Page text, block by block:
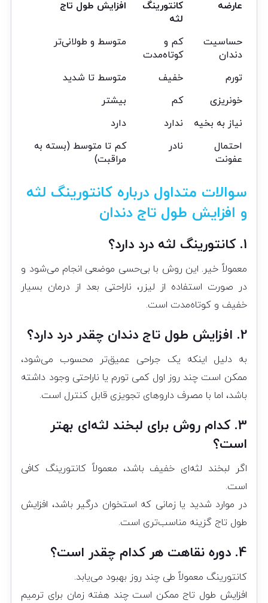
عارضه
کانتورینگ
لثه
افزایش طول تاج
حساسیت
دندان
کم و
کوتاه‌مدت
متوسط و طولانی‌تر
تورم خفیف
متوسط تا شدید
خونریزی
کم
بیشتر
نیاز به بخیه
ندارد
دارد
احتمال
عفونت
نادر
کم تا متوسط (بسته به
مراقبت)
سوالات متداول درباره کانتورینگ لثه
و افزایش طول تاج دندان
1. کانتورینگ لثه درد دارد؟
معمولاً خیر. این روش با بی‌حسی موضعی انجام می‌شود و
در صورت استفاده از لیزر، ناراحتی بعد از درمان بسیار
خفیف و کوتاه‌مدت است.
2. افزایش طول تاج دندان چقدر درد دارد؟
به دلیل اینکه یک جراحی عمیق‌تر محسوب می‌شود،
ممکن است چند روز اول کمی تورم یا ناراحتی وجود داشته
باشد، اما با مصرف داروهای تجویزی قابل کنترل است.
3. کدام روش برای لبخند لثه‌ای بهتر
است؟
اگر لبخند لثه‌ای خفیف باشد، معمولاً کانتورینگ کافی
است.
در موارد شدید یا زمانی که استخوان درگیر باشد، افزایش
طول تاج گزینه مناسب‌تری است.
4. دوره نقاهت هر کدام چقدر است؟
کانتورینگ معمولاً طی چند روز بهبود می‌یابد.
افزایش طول تاج ممکن است چند هفته زمان برای ترمیم